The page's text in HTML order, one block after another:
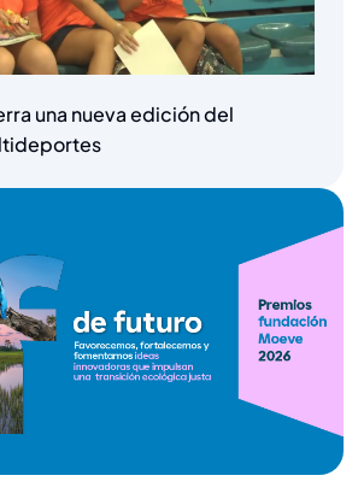
una nueva edición del